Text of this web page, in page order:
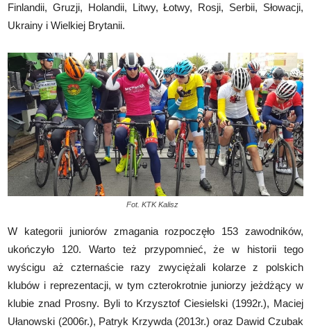
Finlandii, Gruzji, Holandii, Litwy, Łotwy, Rosji, Serbii, Słowacji,
Ukrainy i Wielkiej Brytanii.
Fot. KTK Kalisz
W kategorii juniorów zmagania rozpoczęło 153 zawodników,
ukończyło 120. Warto też przypomnieć, że w historii tego
wyścigu aż czternaście razy zwyciężali kolarze z polskich
klubów i reprezentacji, w tym czterokrotnie juniorzy jeżdżący w
klubie znad Prosny. Byli to Krzysztof Ciesielski (1992r.), Maciej
Ułanowski (2006r.), Patryk Krzywda (2013r.) oraz Dawid Czubak